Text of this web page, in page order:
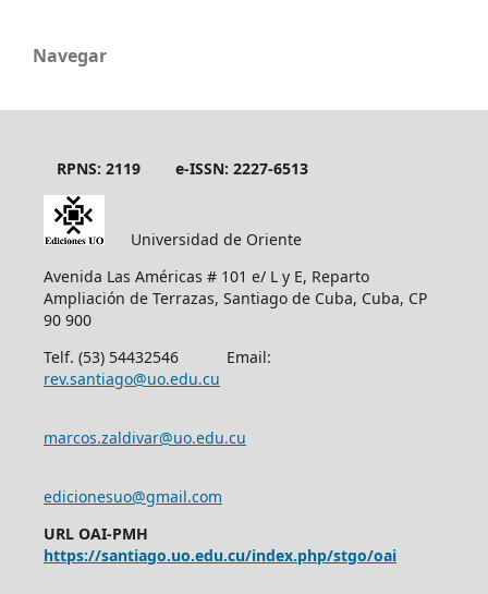
Navegar
RPNS: 2119 e-ISSN: 2227-6513
Universidad de Oriente
Avenida Las Américas # 101 e/ L y E, Reparto
Ampliación de Terrazas, Santiago de Cuba, Cuba, CP
90 900
Telf. (53) 54432546 Email:
rev.santiago@uo.edu.cu
marcos.zaldivar@uo.edu.cu
edicionesuo@gmail.com
URL OAI-PMH
https://santiago.uo.edu.cu/index.php/stgo/oai